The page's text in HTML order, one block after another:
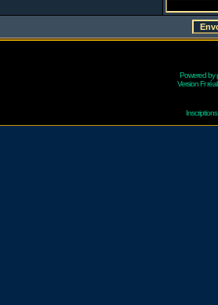
Powered by
Version Fr